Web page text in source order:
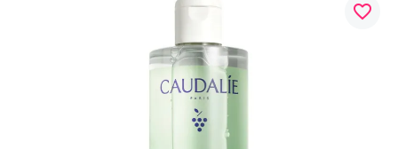
favorite_border